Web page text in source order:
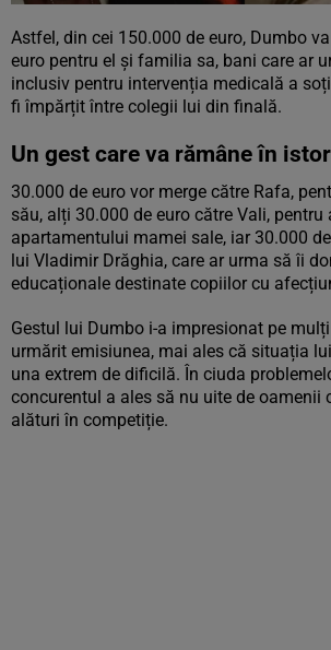
Astfel, din cei 150.000 de euro, Dumbo
euro pentru el și familia sa, bani care ar
inclusiv pentru intervenția medicală a
fi împărțit între colegii lui din finală.
Un gest care va rămâne în
30.000 de euro vor merge către Rafa,
său, alți 30.000 de euro către Vali, pentru
apartamentului mamei sale, iar 30.000
lui Vladimir Drăghia, care ar urma să îi
educaționale destinate copiilor cu
Gestul lui Dumbo i-a impresionat pe
urmărit emisiunea, mai ales că situația
una extrem de dificilă. În ciuda
concurentul a ales să nu uite de oamenii
alături în competiție.